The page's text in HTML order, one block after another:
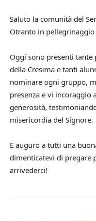
Saluto la comunità del
Otranto in
Oggi sono presenti tante
della Cresima e tanti
nominare ogni gruppo,
presenza e vi incoraggio
generosità,
misericordia del Signore.
E auguro a tutti una
dimenticatevi di pregare
arrivederci!